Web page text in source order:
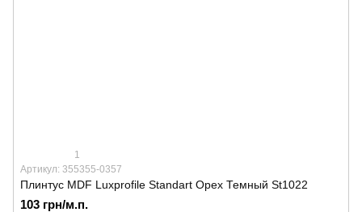
1
Артикул: 355355-0357
Плинтус MDF Luxprofile Standart Орех Темный St1022
103 грн/м.п.